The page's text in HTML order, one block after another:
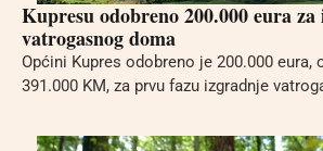
Kupresu odobreno 200.000 eura
vatrogasnog doma
Općini Kupres odobreno je 200.000 eura,
391.000 KM, za prvu fazu izgradnje